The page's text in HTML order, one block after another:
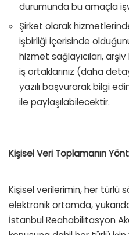
durumunda bu amaçla
Şirket olarak
işbirliği içerisinde
hizmet sağlayıcıları,
iş ortaklarınız (daha
yazılı başvurarak bilgi
ile paylaşılabilecektir.
Kişisel Veri Toplamanın
Kişisel verilerimin, her türlü
elektronik ortamda,
İstanbul Reahabilitasyon